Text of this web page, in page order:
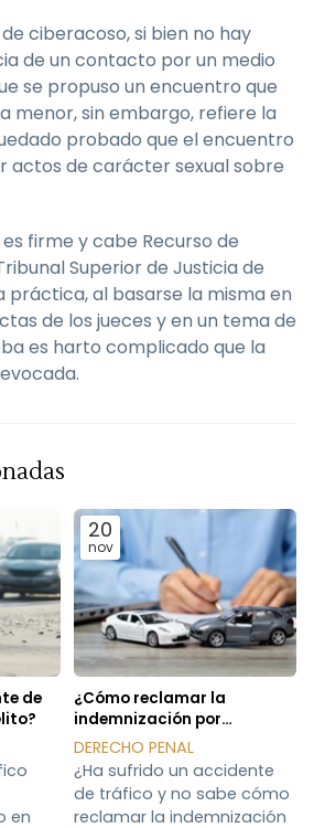
ciberacoso, si bien no hay
de un contacto por un medio
se propuso un encuentro que
menor, sin embargo, refiere la
probado que el encuentro
actos de carácter sexual sobre
firme y cabe Recurso de
Superior de Justicia de
práctica, al basarse la misma en
de los jueces y en un tema de
es harto complicado que la
de
en
20
nov
¿Cómo reclamar la
indemnización por
accidente de tráfico?
DERECHO PENAL
¿Ha sufrido un accidente
de tráfico y no sabe cómo
reclamar la indemnización